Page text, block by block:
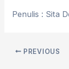
Penulis : Sita
PREVIOUS